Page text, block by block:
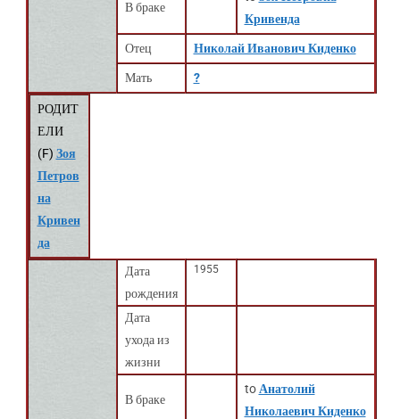
В браке
Кривенда
Отец Николай Иванович Киденко
Мать ?
РОДИТ
ЕЛИ
(F) Зоя
Петров
на
Кривен
да
Дата
рождения
1955
Дата
ухода из
жизни
В браке
to Анатолий
Николаевич Киденко